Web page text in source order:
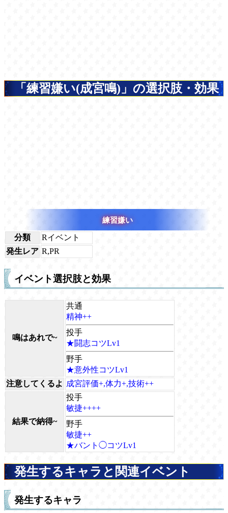
「練習嫌い(成宮鳴)」の選択肢・効果
練習嫌い
分類
Rイベント
発生レア R,PR
イベント選択肢と効果
鳴はあれで~
共通
精神++
投手
★闘志コツLv1
野手
★意外性コツLv1
注意してくるよ
成宮評価+,体力+,技術++
結果で納得~
投手
敏捷++++
野手
敏捷++
★バント◯コツLv1
発生するキャラと関連イベント
発生するキャラ